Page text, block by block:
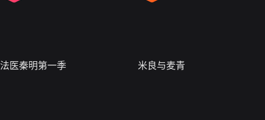
法医秦明第一季 米良与麦青